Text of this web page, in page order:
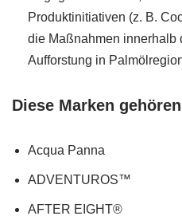
Produktinitiativen (z. B.
die Maßnahmen innerhalb
Aufforstung in
Diese Marken
Acqua Panna
ADVENTUROS™
AFTER EIGHT®